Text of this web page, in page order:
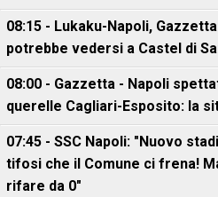
08:15 - Lukaku-Napoli,
potrebbe vedersi a Castel di
08:00 - Gazzetta - Napoli
querelle Cagliari-Esposito: la
07:45 - SSC Napoli: "Nuovo
tifosi che il Comune ci frena!
rifare da 0"